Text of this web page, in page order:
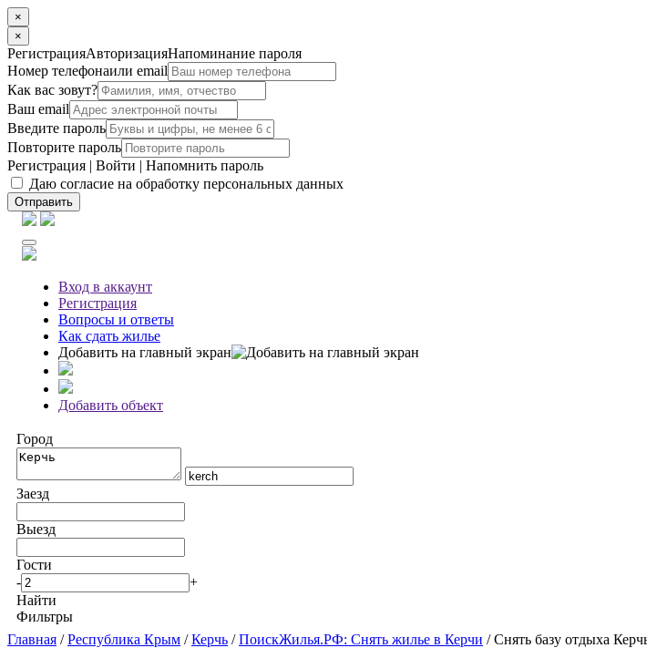
×
×
РегистрацияАвторизацияНапоминание пароля
Номер телефонаили email
Как вас зовут?
Ваш email
Введите пароль
Повторите пароль
Регистрация | Войти | Напомнить пароль
Даю согласие на обработку персональных данных
Отправить
Вход в аккаунт
Регистрация
Вопросы и ответы
Как сдать жилье
Добавить на главный экран
Добавить объект
Город
Заезд
Выезд
Гости
-
+
Найти
Фильтры
Главная /Республика Крым /Керчь /ПоискЖилья.РФ: Снять жилье в Керчи / Снять базу отдыха